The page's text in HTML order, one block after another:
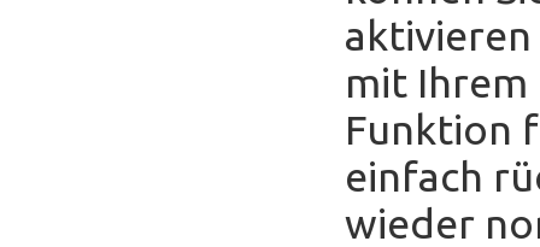
aktivieren
mit Ihrem
Funktion
einfach
wieder